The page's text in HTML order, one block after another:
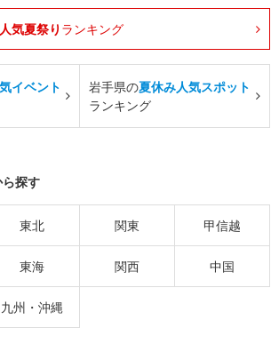
気夏祭り ランキング
イベント
岩手県の夏休み人気スポット
ランキング
探す
東北 関東 甲信越
東海 関西 中国
九州・沖縄